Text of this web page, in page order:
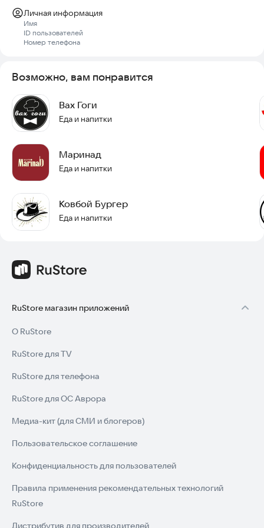
Личная информация
Имя
ID пользователей
Номер телефона
Возможно, вам понравится
Вах Гоги
Еда и напитки
Маринад
Еда и напитки
Ковбой Бургер
Еда и напитки
RuStore магазин приложений
О RuStore
RuStore для TV
RuStore для телефона
RuStore для ОС Аврора
Медиа-кит (для СМИ и блогеров)
Пользовательское соглашение
Конфиденциальность для пользователей
Правила применения рекомендательных технологий
RuStore
Дистрибутив для производителей